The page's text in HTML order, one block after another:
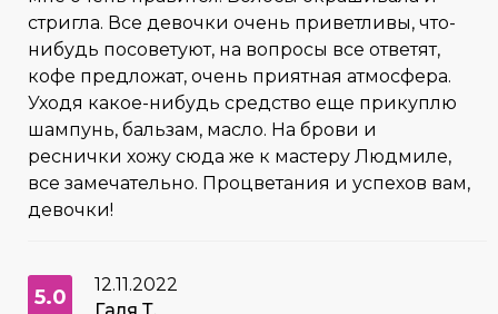
стригла. Все девочки очень приветливы, что-
нибудь посоветуют, на вопросы все ответят,
кофе предложат, очень приятная атмосфера.
Уходя какое-нибудь средство еще прикуплю
шампунь, бальзам, масло. На брови и
реснички хожу сюда же к мастеру Людмиле,
все замечательно. Процветания и успехов вам,
девочки!
5.0
12.11.2022